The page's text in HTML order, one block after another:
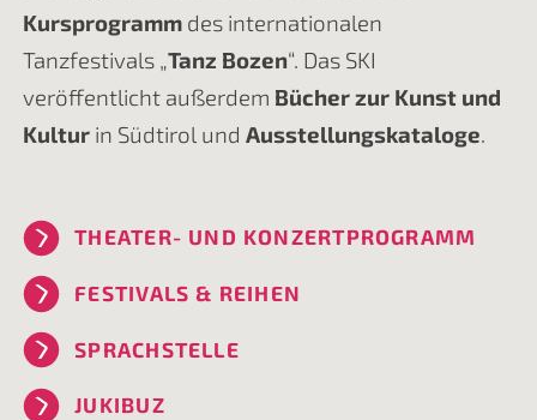
Kursprogramm des internationalen
Tanzfestivals „Tanz Bozen“. Das SKI
veröffentlicht außerdem Bücher zur Kunst und
Kulturin Südtirol und Ausstellungskataloge.
THEATER- UND KONZERTPROGRAMM
FESTIVALS & REIHEN
SPRACHSTELLE
JUKIBUZ